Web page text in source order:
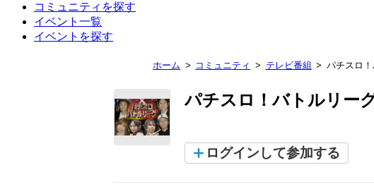
コミュニティを探す
イベント一覧
イベントを探す
ホーム コミュニティ テレビ番組 パチスロ
パチスロ！バトルリー
ログインして参加する